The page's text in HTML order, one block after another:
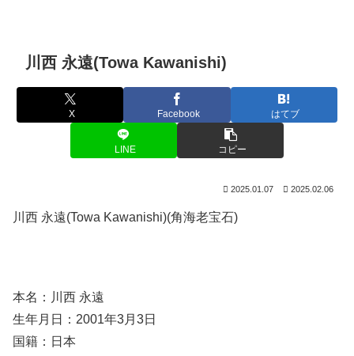
川西 永遠(Towa Kawanishi)
X Facebook はてブ
LINE コピー
2025.01.07 2025.02.06
川西 永遠(Towa Kawanishi)(角海老宝石)
本名：川西 永遠
生年月日：2001年3月3日
国籍：日本